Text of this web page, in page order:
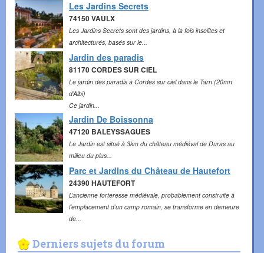
Les Jardins Secrets
74150 VAULX
Les Jardins Secrets sont des jardins, à la fois insolites et
architecturés, basés sur le...
Jardin des paradis
81170 CORDES SUR CIEL
Le jardin des paradis à Cordes sur ciel dans le Tarn (20mn
d’Albi)
Ce jardin...
Jardin De Boissonna
47120 BALEYSSAGUES
Le Jardin est situé à 3km du château médiéval de Duras au
milieu du plus...
Parc et Jardins du Château de Hautefort
24390 HAUTEFORT
L’ancienne forteresse médiévale, probablement construite à
l’emplacement d’un camp romain, se transforme en demeure
de...
Derniers sujets du forum